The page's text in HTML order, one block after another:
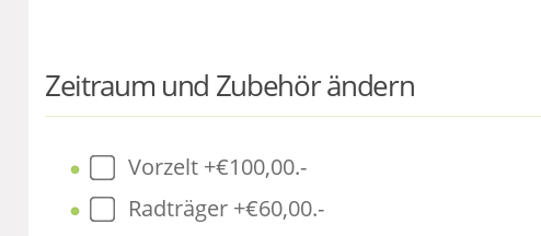
Zeitraum und Zubehör ändern
Vorzelt +€100,00.-
Radträger +€60,00.-